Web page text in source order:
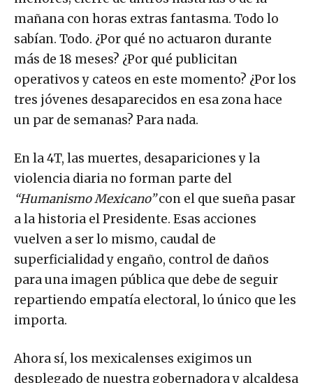
mañana con horas extras fantasma. Todo lo
sabían. Todo. ¿Por qué no actuaron durante
más de 18 meses? ¿Por qué publicitan
operativos y cateos en este momento? ¿Por los
tres jóvenes desaparecidos en esa zona hace
un par de semanas? Para nada.
En la 4T, las muertes, desapariciones y la
violencia diaria no forman parte del
“Humanismo Mexicano” con el que sueña pasar
a la historia el Presidente. Esas acciones
vuelven a ser lo mismo, caudal de
superficialidad y engaño, control de daños
para una imagen pública que debe de seguir
repartiendo empatía electoral, lo único que les
importa.
Ahora sí, los mexicalenses exigimos un
desplegado de nuestra gobernadora y alcaldesa